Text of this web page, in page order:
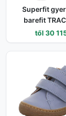
Superfit
barefit
Blue/
006042-8000 |
légáteresztő
cipő
membránnal és
től 30